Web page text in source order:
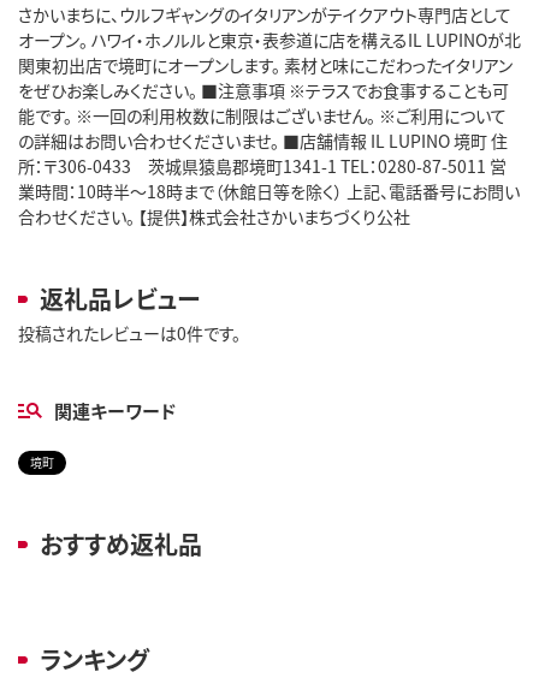
さかいまちに、ウルフギャングのイタリアンがテイクアウト専門店として
オープン。 ハワイ・ホノルルと東京・表参道に店を構えるIL LUPINOが北
関東初出店で境町にオープンします。 素材と味にこだわったイタリアン
をぜひお楽しみください。 ■注意事項 ※テラスでお食事することも可
能です。 ※一回の利用枚数に制限はございません。 ※ご利用について
の詳細はお問い合わせくださいませ。 ■店舗情報 IL LUPINO 境町 住
所：〒306-0433 茨城県猿島郡境町1341-1 TEL：0280-87-5011 営
業時間：10時半～18時まで（休館日等を除く） 上記、電話番号にお問い
合わせください。 【提供】株式会社さかいまちづくり公社
返礼品レビュー
投稿されたレビューは0件です。
関連キーワード
境町
おすすめ返礼品
ランキング